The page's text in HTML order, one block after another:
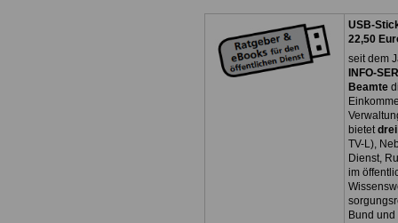
USB-
22,50
seit dem
INFO-
Beamte
bietet
TV-L),
Dienst,
im
Bund